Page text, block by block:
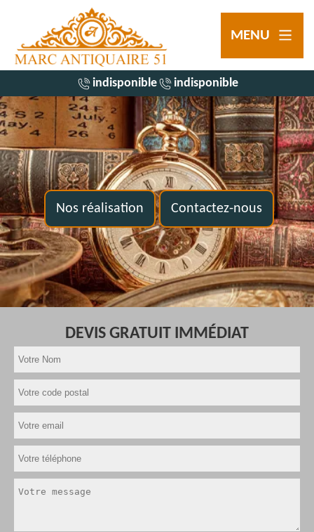
MENU
indisponible indisponible
Nos réalisation Contactez-nous
DEVIS GRATUIT IMMÉDIAT